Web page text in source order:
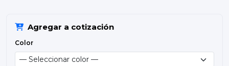
Agregar a cotización
Color